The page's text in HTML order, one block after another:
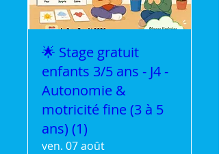
🌟 Stage gratuit
enfants 3/5 ans - J4 -
Autonomie &
motricité fine (3 à 5
ans) (1)
ven. 07 août